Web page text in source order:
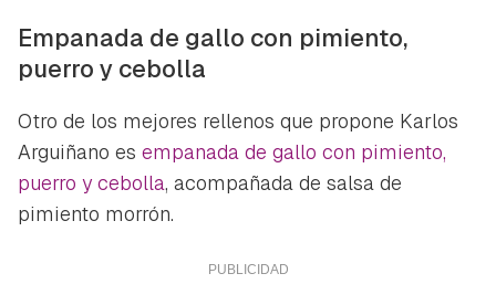
Empanada de gallo con pimiento,
puerro y cebolla
Otro de los mejores rellenos que propone Karlos
Arguiñano es empanada de gallo con pimiento,
puerro y cebolla, acompañada de salsa de
pimiento morrón.